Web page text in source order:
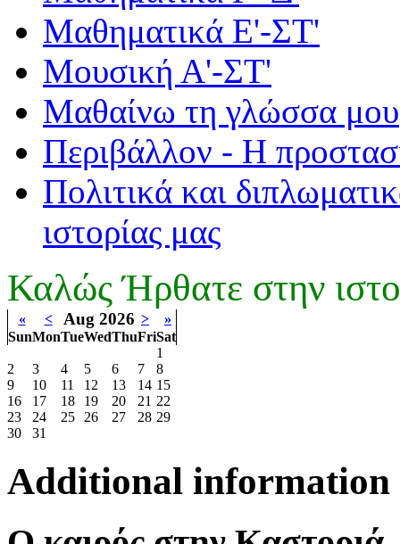
Μαθηματικά Ε'-ΣΤ'
Μουσική Α'-ΣΤ'
Μαθαίνω τη γλώσσα μου
Περιβάλλον - Η
Πολιτικά και
ιστορίας μας
Καλώς Ήρθατε στην
« < Aug 2026 >
»
SunMonTueWedThuFriSat
1
2
3 4 5 6 7
8
9
10 11 12 13 14 15
16
17 18 19 20 21 22
23
24 25 26 27 28 29
30
31
Additional information